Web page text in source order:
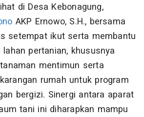
di Desa Kebonagung,
AKP Ernowo, S.H., bersama
setempat ikut serta membantu
pertanian, khususnya
mentimun serta
rumah untuk program
bergizi. Sinergi antara aparat
tani ini diharapkan mampu